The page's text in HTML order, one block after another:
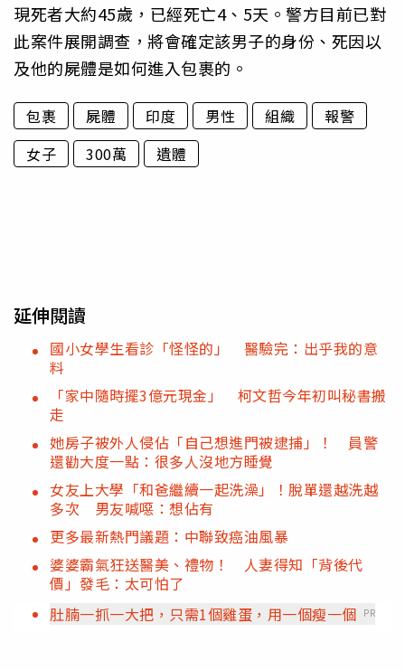
現死者大約45歲，已經死亡4、5天。警方目前已對
此案件展開調查，將會確定該男子的身份、死因以
及他的屍體是如何進入包裹的。
包裹 屍體 印度 男性 組織
報警
女子
300萬 遺體
延伸閱讀
國小女學生看診「怪怪的」 醫驗完：出乎我的意
料
「家中隨時擺3億元現金」 柯文哲今年初叫秘書搬
走
她房子被外人侵佔「自己想進門被逮捕」！ 員警
還勸大度一點：很多人沒地方睡覺
女友上大學「和爸繼續一起洗澡」！脫單還越洗越
多次 男友喊噁：想佔有
更多最新熱門議題：中聯致癌油風暴
婆婆霸氣狂送醫美、禮物！ 人妻得知「背後代
價」發毛：太可怕了
肚腩一抓一大把，只需1個雞蛋，用一個瘦一個 PR